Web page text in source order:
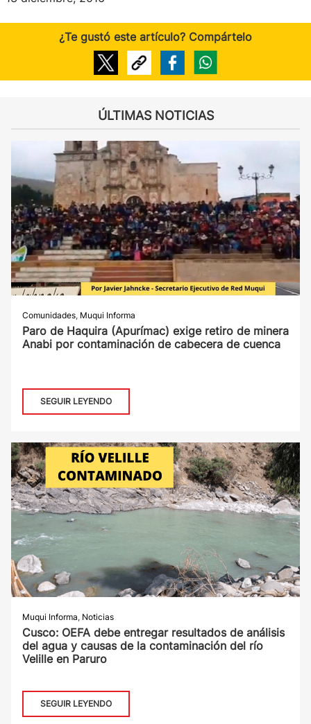
¿Te gustó este artículo? Compártelo
ÚLTIMAS NOTICIAS
Comunidades, Muqui Informa
Paro de Haquira (Apurímac) exige retiro de minera
Anabi por contaminación de cabecera de cuenca
SEGUIR LEYENDO
Muqui Informa, Noticias
Cusco: OEFA debe entregar resultados de análisis
del agua y causas de la contaminación del río
Velille en Paruro
SEGUIR LEYENDO